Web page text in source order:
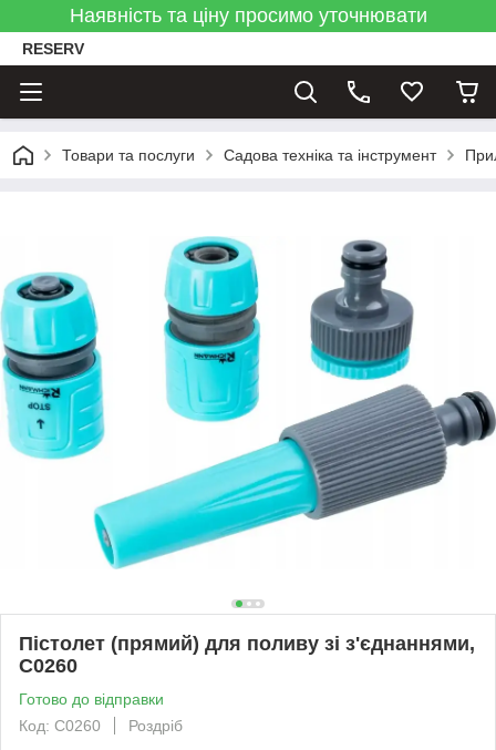
Наявність та ціну просимо уточнювати
RESERV
Товари та послуги Садова техніка та інструмент
Пістолет (прямий) для поливу зі з'єднаннями,
C0260
Готово до відправки
Код: C0260
Роздріб